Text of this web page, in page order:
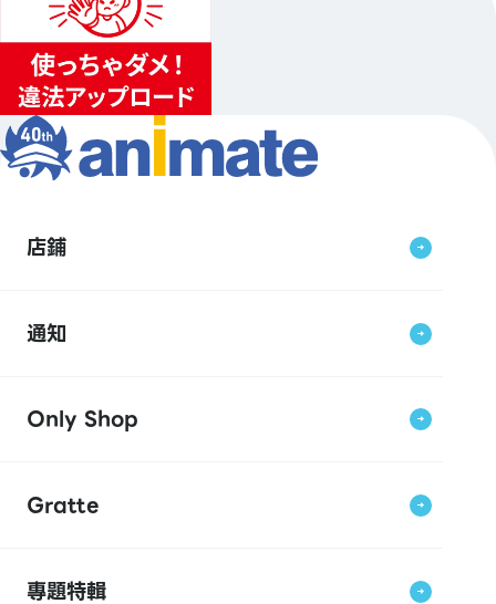
店鋪
通知
Only Shop
Gratte
專題特輯